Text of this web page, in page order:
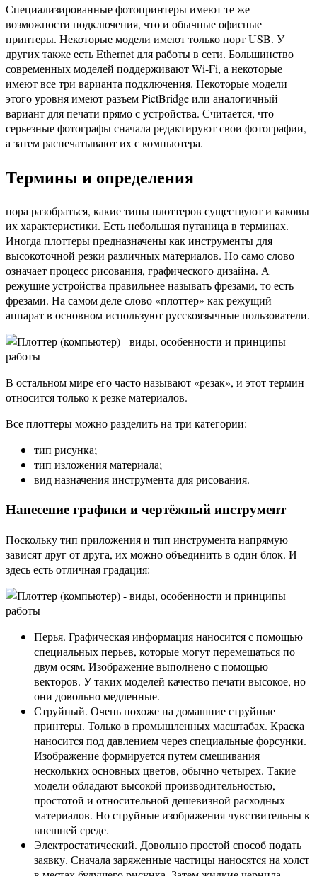
Специализированные фотопринтеры имеют те же
возможности подключения, что и обычные офисные
принтеры. Некоторые модели имеют только порт USB. У
других также есть Ethernet для работы в сети. Большинство
современных моделей поддерживают Wi-Fi, а некоторые
имеют все три варианта подключения. Некоторые модели
этого уровня имеют разъем PictBridge или аналогичный
вариант для печати прямо с устройства. Считается, что
серьезные фотографы сначала редактируют свои фотографии,
а затем распечатывают их с компьютера.
Термины и определения
пора разобраться, какие типы плоттеров существуют и каковы
их характеристики. Есть небольшая путаница в терминах.
Иногда плоттеры предназначены как инструменты для
высокоточной резки различных материалов. Но само слово
означает процесс рисования, графического дизайна. А
режущие устройства правильнее называть фрезами, то есть
фрезами. На самом деле слово «плоттер» как режущий
аппарат в основном используют русскоязычные пользователи.
В остальном мире его часто называют «резак», и этот термин
относится только к резке материалов.
Все плоттеры можно разделить на три категории:
тип рисунка;
тип изложения материала;
вид назначения инструмента для рисования.
Нанесение графики и чертёжный инструмент
Поскольку тип приложения и тип инструмента напрямую
зависят друг от друга, их можно объединить в один блок. И
здесь есть отличная градация:
Перья. Графическая информация наносится с помощью
специальных перьев, которые могут перемещаться по
двум осям. Изображение выполнено с помощью
векторов. У таких моделей качество печати высокое, но
они довольно медленные.
Струйный. Очень похоже на домашние струйные
принтеры. Только в промышленных масштабах. Краска
наносится под давлением через специальные форсунки.
Изображение формируется путем смешивания
нескольких основных цветов, обычно четырех. Такие
модели обладают высокой производительностью,
простотой и относительной дешевизной расходных
материалов. Но струйные изображения чувствительны к
внешней среде.
Электростатический. Довольно простой способ подать
заявку. Сначала заряженные частицы наносятся на холст